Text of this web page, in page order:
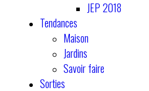
JEP 2018
Tendances
Maison
Jardins
Savoir faire
Sorties